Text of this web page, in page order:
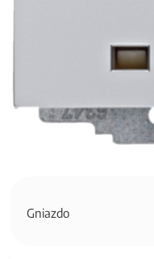
Gniazdo